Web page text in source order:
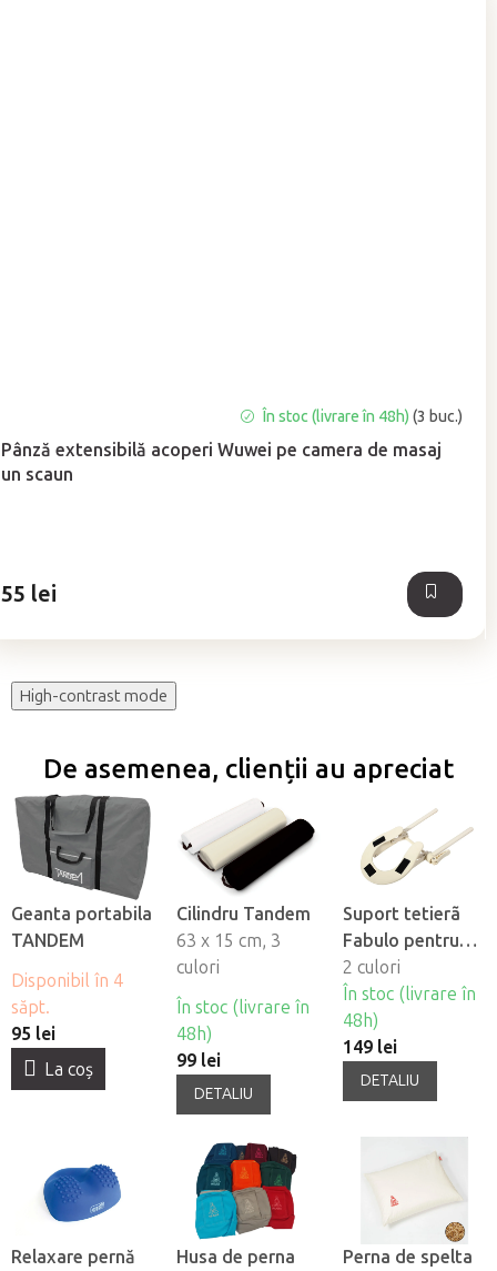
Pânză extensibilă acoperi Wuwei pe camera de masaj
un scaun
medie
a
produsului
stele.
În stoc (livrare în 48h)(3 buc.)
55 lei
High-contrast mode
De asemenea, clienții au apreciat
Geanta portabila
TANDEM
Disponibil în 4
săpt.
95 lei
La coş
Cilindru Tandem
63 x 15 cm, 3
culori
În stoc (livrare în
48h)
99 lei
DETALIU
Suport tetierã
Fabulo pentru
masa de masaj
2 culori
În stoc (livrare în
48h)
149 lei
DETALIU
Relaxare pernă
Husa de perna
Perna de spelta